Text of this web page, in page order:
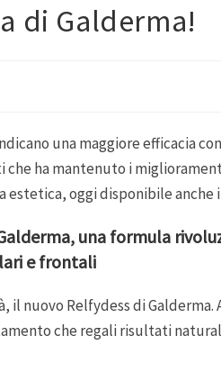
di Galderma!
una maggiore efficacia
ha mantenuto i
estetica, oggi disponibile anche
una formula
e frontali
nuovo Relfydess di Galderma.
che regali risultati